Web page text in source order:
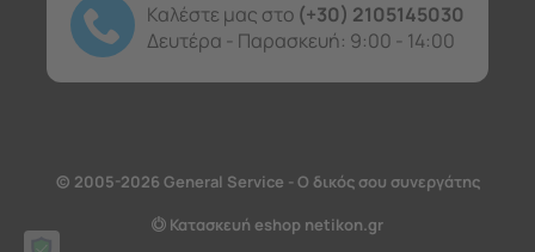
Καλέστε μας στο (+30) 2105145030
Δευτέρα - Παρασκευή: 9:00 - 14:00
© 2005-2026 General Service - Ο δικός σου συνεργάτης
Κατασκευή eshop netikon.gr